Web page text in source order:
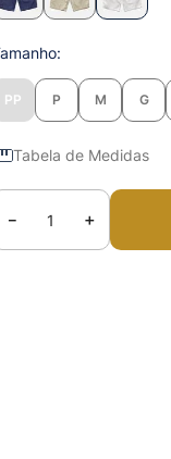
PP P M G
Tabela de Medidas
＋
－